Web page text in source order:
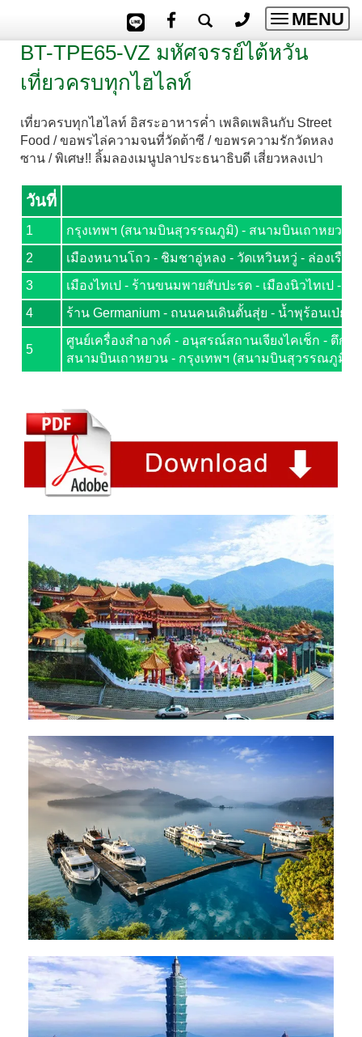
Toggle
MENU
BT-TPE65-VZ มหัศจรรย์ไต้หวัน
เที่ยวครบทุกไฮไลท์
เที่ยวครบทุกไฮไลท์ อิสระอาหารค่ำ เพลิดเพลินกับ Street
Food / ขอพรไล่ความจนที่วัดต้าซี / ขอพรความรักวัดหลง
ซาน / พิเศษ!! ลิ้มลองเมนูปลาประธนาธิบดี เสี่ยวหลงเปา
วันที่
1
กรุงเทพฯ (สนามบินสุวรรณภูมิ) - สนามบินเถาหยวน -
2
เมืองหนานโถว - ชิมชาอู่หลง - วัดเหวินหวู่ - ล่องเรือ
3
เมืองไทเป - ร้านขนมพายสับปะรด - เมืองนิวไทเป -
4
ร้าน Germanium - ถนนคนเดินตั้นสุ่ย - น้ำพุร้อนเป่ย
5
ศูนย์เครื่องสำอางค์ - อนุสรณ์สถานเจียงไคเช็ก - ตึกไ
สนามบินเถาหยวน - กรุงเทพฯ (สนามบินสุวรรณภูมิ)